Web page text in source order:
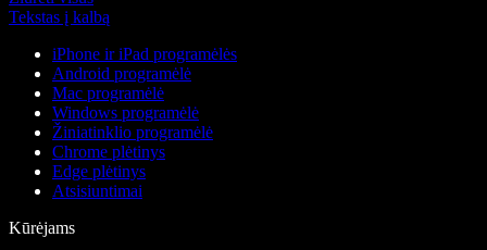
Tekstas į kalbą
iPhone ir iPad programėlės
Android programėlė
Mac programėlė
Windows programėlė
Žiniatinklio programėlė
Chrome plėtinys
Edge plėtinys
Atsisiuntimai
Kūrėjams